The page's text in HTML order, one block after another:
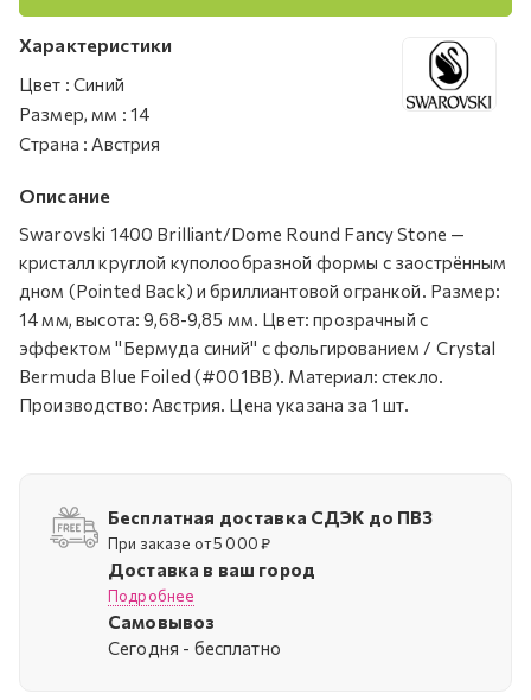
Характеристики
Цвет : Синий
Размер, мм : 14
Страна : Австрия
Описание
Swarovski 1400 Brilliant/Dome Round Fancy Stone —
кристалл круглой куполообразной формы с заострённым
дном (Pointed Back) и бриллиантовой огранкой. Размер:
14 мм, высота: 9,68-9,85 мм. Цвет: прозрачный с
эффектом "Бермуда синий" с фольгированием / Crystal
Bermuda Blue Foiled (#001BB). Материал: стекло.
Производство: Австрия. Цена указана за 1 шт.
Бесплатная доставка СДЭК до ПВЗ
При заказе от 5 000 ₽
Доставка в ваш город
Подробнее
Самовывоз
Cегодня - бесплатно